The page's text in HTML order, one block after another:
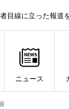
線に立った報道
ニュース